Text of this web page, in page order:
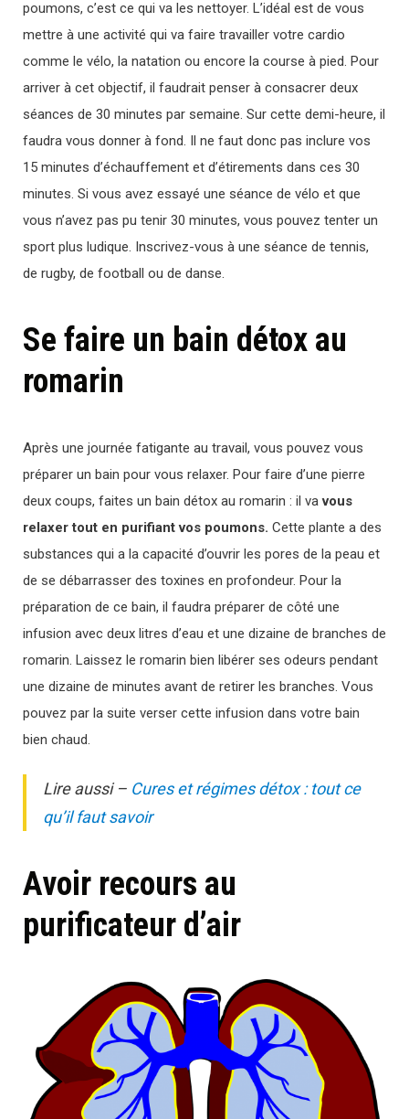
poumons, c’est ce qui va les nettoyer. L’idéal est de vous
mettre à une activité qui va faire travailler votre cardio
comme le vélo, la natation ou encore la course à pied. Pour
arriver à cet objectif, il faudrait penser à consacrer deux
séances de 30 minutes par semaine. Sur cette demi-heure, il
faudra vous donner à fond. Il ne faut donc pas inclure vos
15 minutes d’échauffement et d’étirements dans ces 30
minutes. Si vous avez essayé une séance de vélo et que
vous n’avez pas pu tenir 30 minutes, vous pouvez tenter un
sport plus ludique. Inscrivez-vous à une séance de tennis,
de rugby, de football ou de danse.
Se faire un bain détox au
romarin
Après une journée fatigante au travail, vous pouvez vous
préparer un bain pour vous relaxer. Pour faire d’une pierre
deux coups, faites un bain détox au romarin : il vavous
relaxer tout en purifiant vos poumons. Cette plante a des
substances qui a la capacité d’ouvrir les pores de la peau et
de se débarrasser des toxines en profondeur. Pour la
préparation de ce bain, il faudra préparer de côté une
infusion avec deux litres d’eau et une dizaine de branches de
romarin. Laissez le romarin bien libérer ses odeurs pendant
une dizaine de minutes avant de retirer les branches. Vous
pouvez par la suite verser cette infusion dans votre bain
bien chaud.
Lire aussi – Cures et régimes détox : tout ce
qu’il faut savoir
Avoir recours au
purificateur d’air